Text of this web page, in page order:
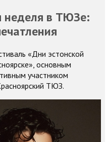
неделя в ТЮЗе:
«Дни эстонской
основным
участником
ТЮЗ.